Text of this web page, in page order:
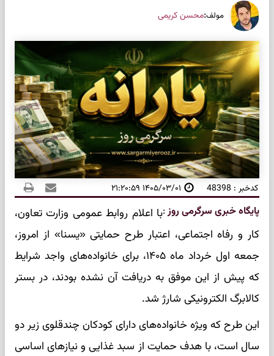
مولف:محسن کریمی
کدخبر : 48398 ۱۴۰۵/۰۳/۰۱ ۲۱:۲۰:۵۹
پایگاه خبری سرگرمی روز:با اعلام روابط عمومی وزارت تعاون،
کار و رفاه اجتماعی، اعتبار طرح حمایتی «یسنا» از امروز،
جمعه اول خرداد ماه ۱۴۰۵، برای خانواده‌های واجد شرایط
که پیش از این موفق به دریافت آن نشده بودند، در بستر
کالابرگ الکترونیکی شارژ شد.
این طرح که ویژه خانواده‌های دارای کودکان چندقلوی زیر دو
سال است، با هدف حمایت از سبد غذایی و نیاز‌های اساسی